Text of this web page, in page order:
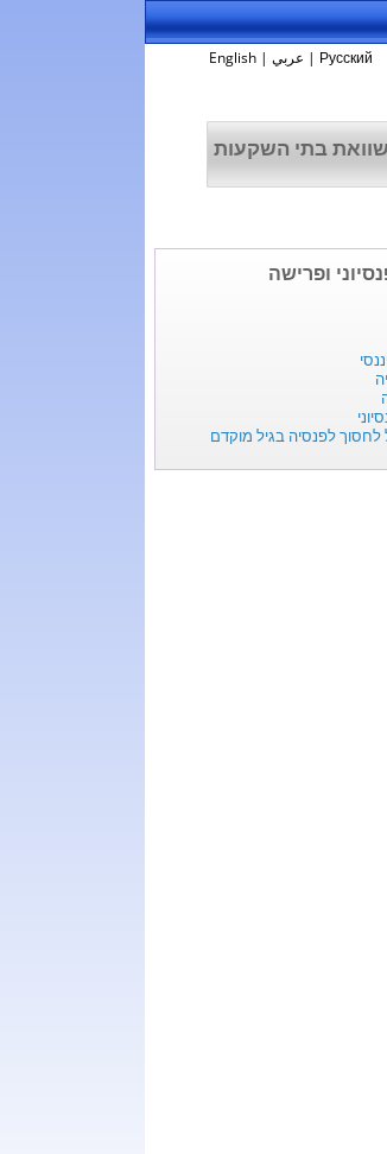
Русский
| عربي |
English
בתי השקעות
ופרישה
לפנסיה בגיל מוקדם